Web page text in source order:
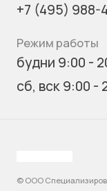
+7 (495) 988-
Режим работы
будни 9:00 -
сб, вск 9:00 -
© ООО